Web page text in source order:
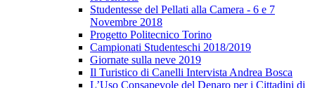
Studentesse del Pellati alla Camera - 6 e 7
Novembre 2018
Progetto Politecnico Torino
Campionati Studenteschi 2018/2019
Giornate sulla neve 2019
Il Turistico di Canelli Intervista Andrea Bosca
L’Uso Consapevole del Denaro per i Cittadini di